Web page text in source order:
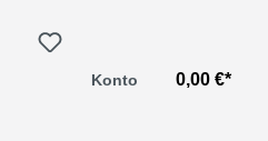
Konto 0,00 €*